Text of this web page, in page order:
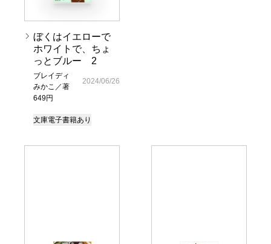
ぼくはイエローで
ホワイトで、ちょ
っとブルー 2
ブレイディ
みかこ／著
649円
2024/06/26
文庫電子書籍あり